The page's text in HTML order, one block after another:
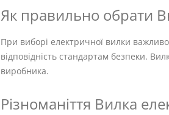
Як правильно обрати
При виборі електричної вилки
відповідність стандартам безпеки.
виробника.
Різноманіття Вилка